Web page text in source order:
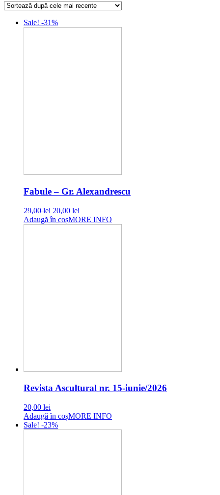
latest
Sale! -31%
Fabule – Gr. Alexandrescu
29,00lei Original
price
20,00 lei
price
Adaugă în coșMORE INFO
Revista Ascultural nr. 15-iunie/2026
20,00 lei
Adaugă în coșMORE INFO
Sale! -23%